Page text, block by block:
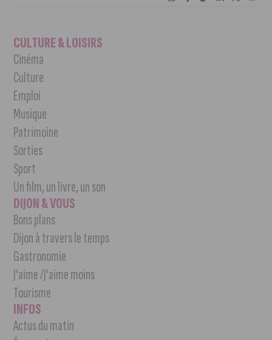
CULTURE & LOISIRS
Cinéma
Culture
Emploi
Musique
Patrimoine
Sorties
Sport
Un film, un livre, un son
DIJON & VOUS
Bons plans
Dijon à travers le temps
Gastronomie
J’aime /J’aime moins
Tourisme
INFOS
Actus du matin